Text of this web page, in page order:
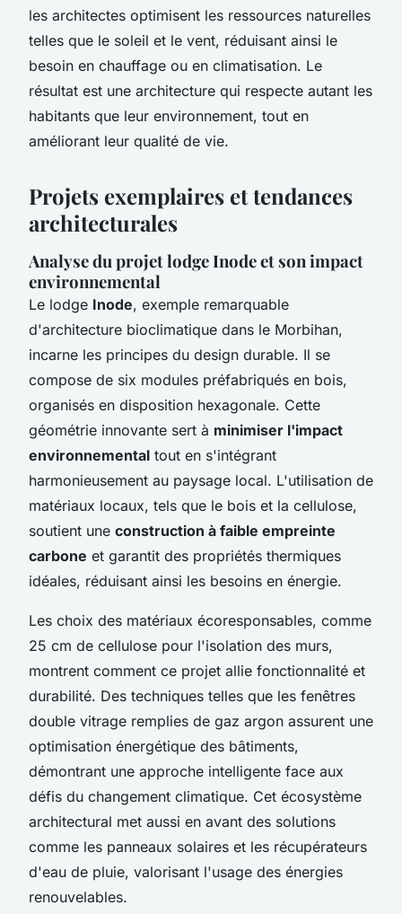
les architectes optimisent les ressources naturelles
telles que le soleil et le vent, réduisant ainsi le
besoin en chauffage ou en climatisation. Le
résultat est une architecture qui respecte autant les
habitants que leur environnement, tout en
améliorant leur qualité de vie.
Projets exemplaires et tendances
architecturales
Analyse du projet lodge Inode et son impact
environnemental
Le lodge Inode, exemple remarquable
d'architecture bioclimatique dans le Morbihan,
incarne les principes du design durable. Il se
compose de six modules préfabriqués en bois,
organisés en disposition hexagonale. Cette
géométrie innovante sert à minimiser l'impact
environnemental tout en s'intégrant
harmonieusement au paysage local. L'utilisation de
matériaux locaux, tels que le bois et la cellulose,
soutient une construction à faible empreinte
carbone et garantit des propriétés thermiques
idéales, réduisant ainsi les besoins en énergie.
Les choix des matériaux écoresponsables, comme
25 cm de cellulose pour l'isolation des murs,
montrent comment ce projet allie fonctionnalité et
durabilité. Des techniques telles que les fenêtres
double vitrage remplies de gaz argon assurent une
optimisation énergétique des bâtiments,
démontrant une approche intelligente face aux
défis du changement climatique. Cet écosystème
architectural met aussi en avant des solutions
comme les panneaux solaires et les récupérateurs
d'eau de pluie, valorisant l'usage des énergies
renouvelables.